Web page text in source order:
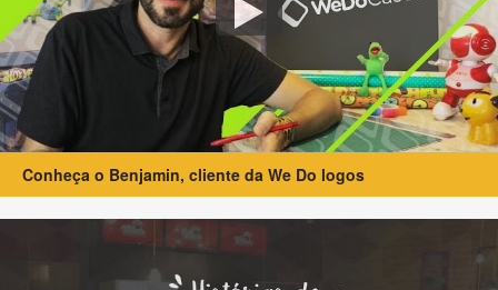
Conheça o Benjamin, cliente da We Do logos